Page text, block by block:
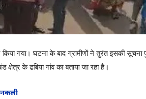
गया। घटना के बाद ग्रामीणों ने तुरंत इसकी सूचना
के ढबिया गांव का बताया जा रहा है।
नकली